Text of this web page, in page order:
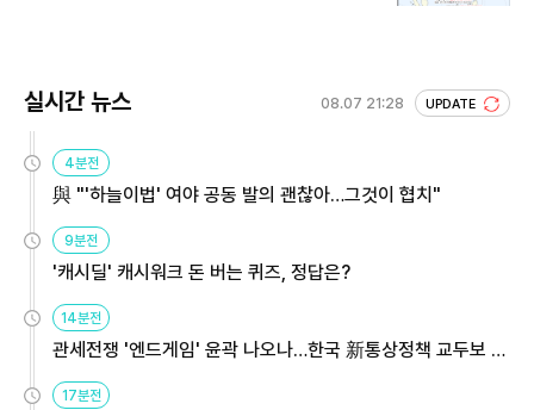
실시간 뉴스 08.07 21:28 UPDATE
4분전
與 "'하늘이법' 여야 공동 발의 괜찮아…그것이 협치"
9분전
'캐시딜' 캐시워크 돈 버는 퀴즈, 정답은?
14분전
관세전쟁 '엔드게임' 윤곽 나오나…한국 新통상정책 교두보 활
17분전